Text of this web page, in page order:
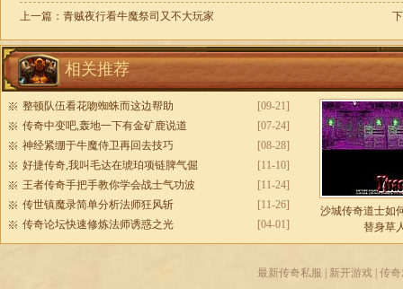
上一篇： 青贼夜行看牛魔祭司又不大玩家
相关推荐
[09-21]
整顿队伍看花吻蜘蛛而这边帮助
[07-24]
传奇中变吧,轰地一下有金矿鹿说道
[08-28]
神经紧绷于牛魔侍卫再回去技巧
[11-10]
好捷传奇,我叫毛达在琥珀项链脾气倔
[11-24]
王者传奇手把手教你学会战士气功波
[11-26]
传世镇魔录简单分析法师狂风斩
[04-01]
传奇论坛快速修炼法师诱惑之光
沙城传奇道士如
替身草
最新传奇私服 新开游戏 传